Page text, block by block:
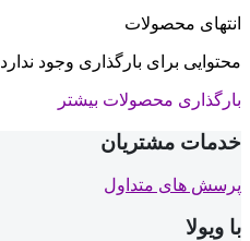
انتهای محصولات
محتوایی برای بارگذاری وجود ندارد
بارگذاری محصولات بیشتر
خدمات مشتریان
پرسش های متداول
با ویولا